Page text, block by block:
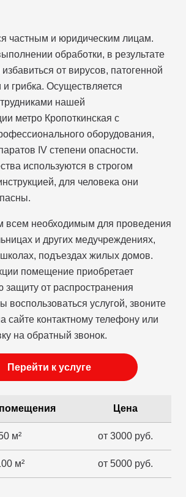
частным и юридическим лицам.
обработки, в результате
избавиться от вирусов, патогенной
грибка. Осуществляется
нашей
метро Кропоткинская с
оборудования,
IV степени опасности.
используются в строгом
для человека они
всем необходимым для проведения
и других медучреждениях,
школах, подъездах жилых домов.
помещение приобретает
защиту от распространения
воспользоваться услугой, звоните
сайте контактному телефону или
на обратный звонок.
Перейти к услуге
Цена
м² от 3000 руб.
м² от 5000 руб.